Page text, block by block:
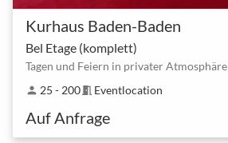
Kurhaus Baden-Baden
Bel Etage (komplett)
Tagen und Feiern in privater Atmosphäre
person 25 - 200meeting_room Eventlocation
Auf Anfrage